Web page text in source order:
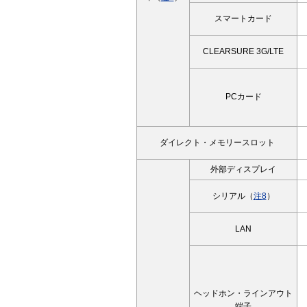
スマートカード
CLEARSURE 3G/LTE
PCカード
ダイレクト・メモリースロット
外部ディスプレイ
シリアル（注8）
LAN
ヘッドホン・ラインアウト